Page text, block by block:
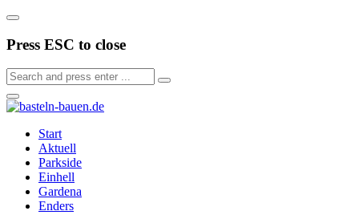
Press ESC to close
Start
Aktuell
Parkside
Einhell
Gardena
Enders